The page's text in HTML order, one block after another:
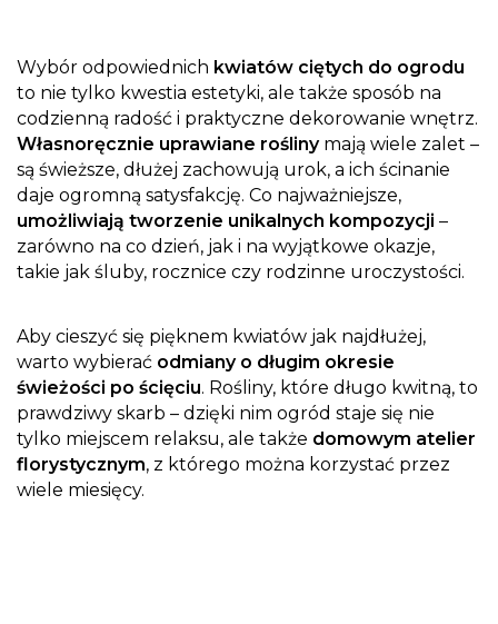
Wybór odpowiednich kwiatów ciętych do ogrodu
to nie tylko kwestia estetyki, ale także sposób na
codzienną radość i praktyczne dekorowanie wnętrz.
Własnoręcznie uprawiane roślinymają wiele zalet –
są świeższe, dłużej zachowują urok, a ich ścinanie
daje ogromną satysfakcję. Co najważniejsze,
umożliwiają tworzenie unikalnych kompozycji –
zarówno na co dzień, jak i na wyjątkowe okazje,
takie jak śluby, rocznice czy rodzinne uroczystości.
Aby cieszyć się pięknem kwiatów jak najdłużej,
warto wybierać odmiany o długim okresie
świeżości po ścięciu. Rośliny, które długo kwitną, to
prawdziwy skarb – dzięki nim ogród staje się nie
tylko miejscem relaksu, ale także domowym atelier
florystycznym, z którego można korzystać przez
wiele miesięcy.